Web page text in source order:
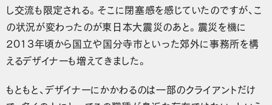
し交流も限定される。そこに閉塞感を感じていたのですが、こ
の状況が変わったのが東日本大震災のあと。震災を機に
2013年頃から国立や国分寺市といった郊外に事務所を構
えるデザイナーも増えてきました。
もともと、デザイナーにかかわるのは一部のクライアントだけ